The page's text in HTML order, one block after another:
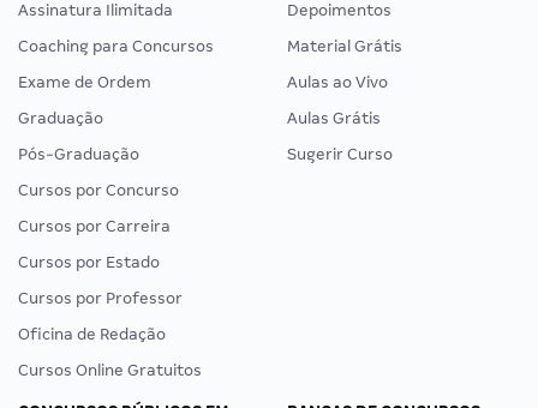
Assinatura Ilimitada
Coaching para Concursos
Exame de Ordem
Graduação
Pós-Graduação
Cursos por Concurso
Cursos por Carreira
Cursos por Estado
Cursos por Professor
Oficina de Redação
Cursos Online Gratuitos
Depoimentos
Material Grátis
Aulas ao Vivo
Aulas Grátis
Sugerir Curso